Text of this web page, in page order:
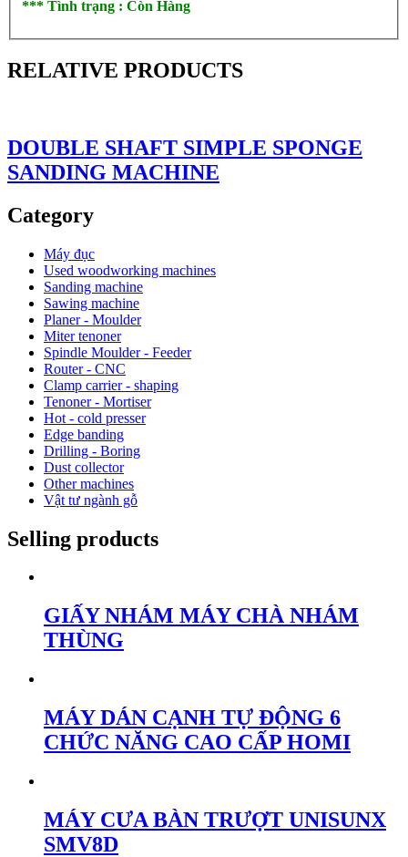
*** Tình trạng : Còn Hàng
RELATIVE PRODUCTS
DOUBLE SHAFT SIMPLE SPONGE
SANDING MACHINE
Category
Máy đục
Used woodworking machines
Sanding machine
Sawing machine
Planer - Moulder
Miter tenoner
Spindle Moulder - Feeder
Router - CNC
Clamp carrier - shaping
Tenoner - Mortiser
Hot - cold presser
Edge banding
Drilling - Boring
Dust collector
Other machines
Vật tư ngành gỗ
Selling products
GIẤY NHÁM MÁY CHÀ NHÁM
THÙNG
MÁY DÁN CẠNH TỰ ĐỘNG 6
CHỨC NĂNG CAO CẤP HOMI
MÁY CƯA BÀN TRƯỢT UNISUNX
SMV8D